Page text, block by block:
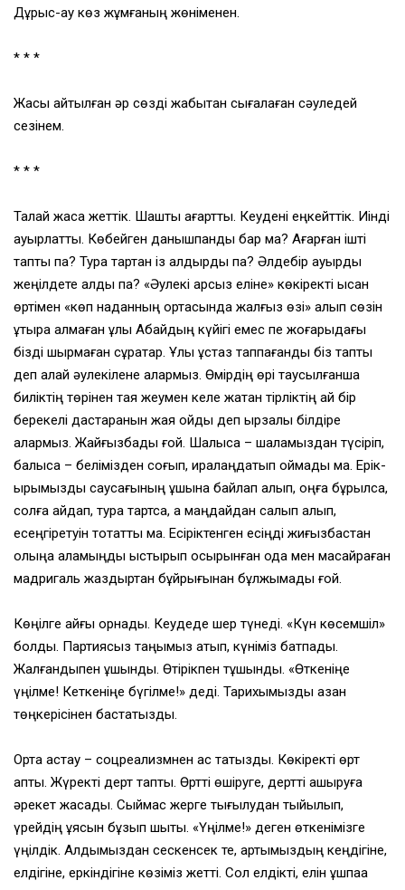
Дұрыс-ау көз жұмғаның жөніменен.
* * *
Жақсы айтылған әр сөзді жабықтан сығалаған сәуледей
сезінем.
* * *
Талай жасқа жеттік. Шашты ағарттық. Кеудені еңкейттік. Иінді
ауыр­латтық. Көбейген данышпандық бар ма? Ағарған ішті
таптық па? Тура тартқан із қалдырдық па? Әлдебір ауырды
жеңілдете алдық па? «Әулекі арсыз еліне» көкіректі қысқан
өртімен «көп наданның ортасында жалғыз өзі» қалып сөзін
ұқтыра алмаған ұлы Абайдың күйігі емес пе жоғарыдағы
бізді шырмаған сұрақтар. Ұлы ұстаз таппағанды біз таптық
деп қалай әулекілене алармыз. Өмірдің өрі таусылғанша
биліктің төрінен таяқ жеумен келе жатқан тірліктің қай бір
берекелі дастарқанын жая қойдық деп ырзалық білдіре
алармыз. Жайғызбады ғой. Шалқысақ – шалқамыздан түсіріп,
балқысақ – белімізден соғып, қиралаңдатып қоймады ма. Ерік-
ырқымызды саусағының ұшына байлап алып, оңға бұрылсақ,
солға айдап, тура тартсақ, қақ маңдайдан салып қалып,
есеңгіретуін тоқтатты ма. Есіріктенген есіңді жиғызбастан
қолыңа қаламыңды қыстырып осқырынған ода мен масайраған
мадригаль жаздыртқан бұйрығынан бұлжымады ғой.
Көңілге қайғы орнады. Кеудеде шер түнеді. «Күн көсемшіл»
болдық. Партиясыз таңымыз атып, күніміз батпады.
Жалғандықпен ұшындық. Өтірікпен тұшындық. «Өткеніңе
үңілме! Кеткеніңе бүгілме!» деді. Тарихымызды қазан
төңкерісінен бастатқызды.
Ортақ астау – соцреализмнен ас татқызды. Көкіректі өрт
қапты. Жүректі дерт тапты. Өртті өшіруге, дертті қашыруға
әрекет жасадық. Сыймас жерге тығылудан тыйылып,
үрейдің ұясын бұзып шықтық. «Үңілме!» деген өткенімізге
үңілдік. Алдымыздан сескенсек те, артымыздың кеңдігіне,
елдігіне, еркіндігіне көзіміз жетті. Сол елдікті, елін ұшпаққа